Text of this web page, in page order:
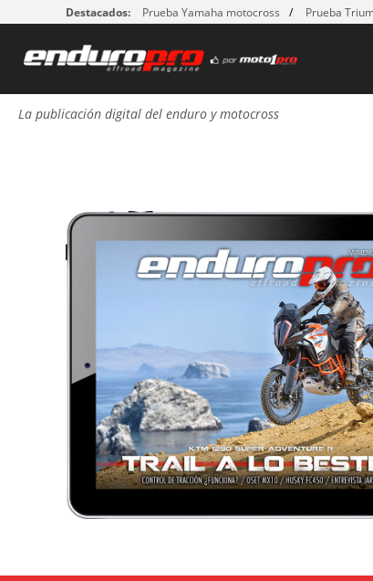
Destacados: Prueba Yamaha motocross Prueba
La publicación digital del enduro y motocross